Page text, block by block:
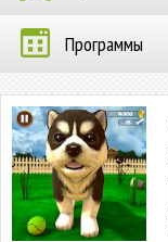
Программы